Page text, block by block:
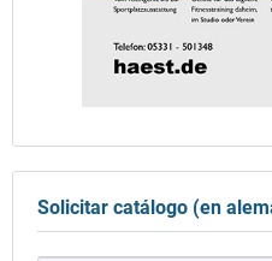
Solicitar catálogo (en